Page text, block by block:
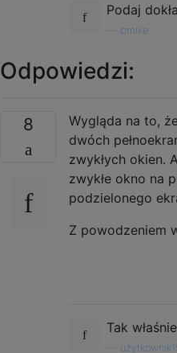
Podaj
bmike
Odpowiedzi:
8
Wygląda na to,
dwóch
zwykłych okien.
zwykłe okno na
podzielonego
Z powodzeniem
Tak